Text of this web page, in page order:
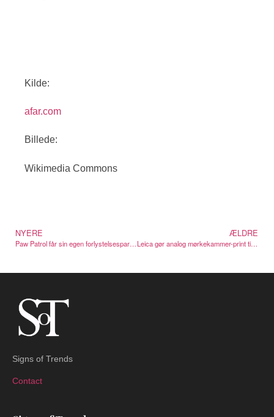
Kilde:
afar.com
Billede:
Wikimedia Commons
NYERE
Paw Patrol får sin egen forlystelsespark-verden i Chessington
ÆLDRE
Leica gør analog mørkekammer-print til en videoserie
Signs of Trends
Contact